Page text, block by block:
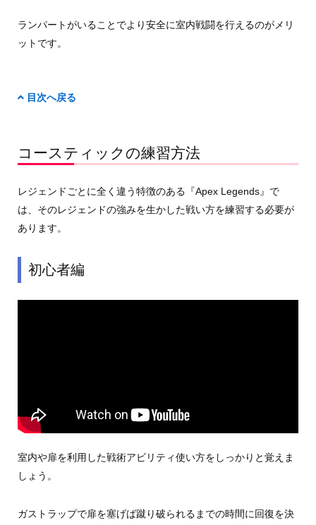
ランパートがいることでより安全に室内戦闘を行えるのがメリ
ットです。
目次へ戻る
コースティックの練習方法
レジェンドごとに全く違う特徴のある『Apex Legends』で
は、そのレジェンドの強みを生かした戦い方を練習する必要が
あります。
初心者編
室内や扉を利用した戦術アビリティ使い方をしっかりと覚えま
しょう。
ガストラップで扉を塞げば蹴り破られるまでの時間に回復を決